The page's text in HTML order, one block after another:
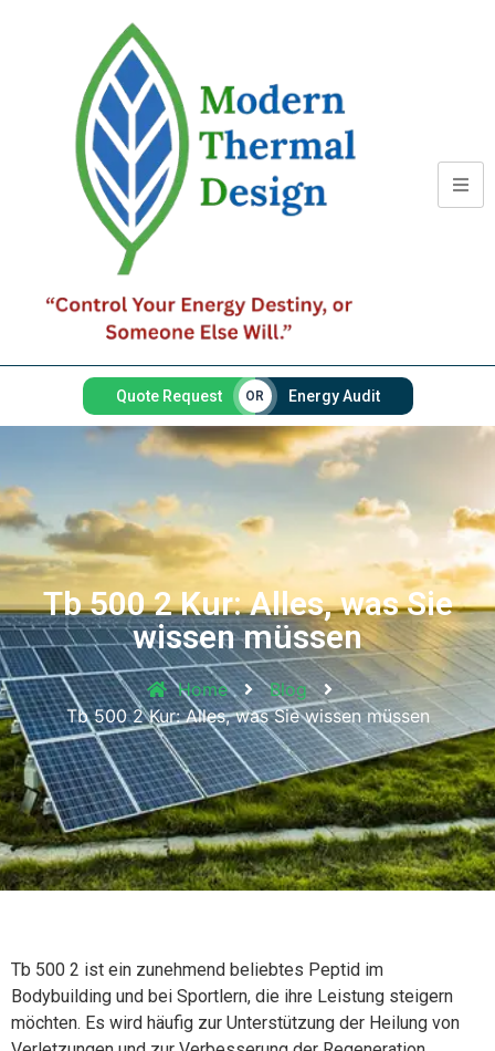
Quote Request OR Energy Audit
Tb 500 2 Kur: Alles, was Sie
wissen müssen
Home
Blog
Tb 500 2 Kur: Alles, was Sie wissen müssen
Tb 500 2 ist ein zunehmend beliebtes Peptid im
Bodybuilding und bei Sportlern, die ihre Leistung steigern
möchten. Es wird häufig zur Unterstützung der Heilung von